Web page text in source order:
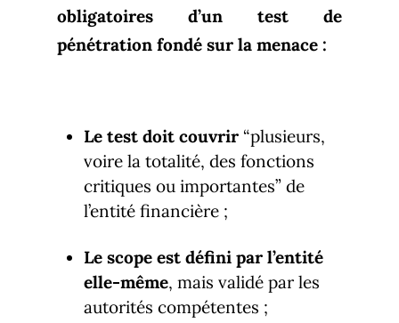
obligatoires d’un test de
pénétration fondé sur la menace :
Le test doit couvrir “plusieurs,
voire la totalité, des fonctions
critiques ou importantes” de
l’entité financière ;
Le scope est défini par l’entité
elle-même, mais validé par les
autorités compétentes ;